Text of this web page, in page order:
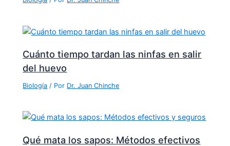
Cuánto tiempo tardan las ninfas en salir
del huevo
Biología / Por Dr. Juan Chinche
Qué mata los sapos: Métodos efectivos